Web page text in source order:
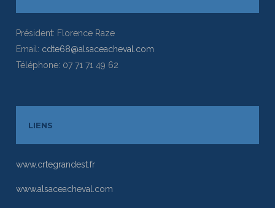
Président: Florence Raze
Email: cdte68@alsaceacheval.com
Téléphone: 07 71 71 49 62
LIENS
www.crtegrandest.fr
www.alsaceacheval.com